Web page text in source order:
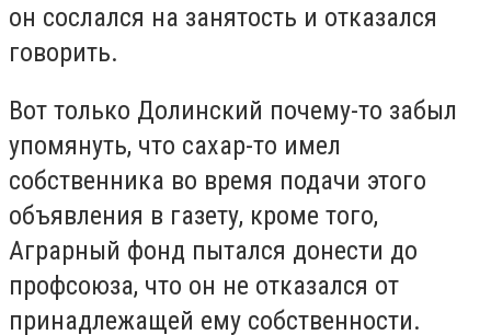
он сослался на занятость и отказался
говорить.
Вот только Долинский почему-то забыл
упомянуть, что сахар-то имел
собственника во время подачи этого
объявления в газету, кроме того,
Аграрный фонд пытался донести до
профсоюза, что он не отказался от
принадлежащей ему собственности.